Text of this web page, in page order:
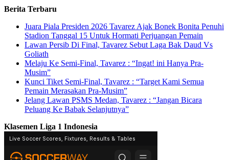
Berita Terbaru
Juara Piala Presiden 2026 Tavarez Ajak Bonek Bonita Penuhi
Stadion Tanggal 15 Untuk Hormati Perjuangan Pemain
Lawan Persib Di Final, Tavarez Sebut Laga Bak Daud Vs
Goliath
Melaju Ke Semi-Final, Tavarez : “Ingat! ini Hanya Pra-
Musim”
Kunci Tiket Semi-Final, Tavarez : “Target Kami Semua
Pemain Merasakan Pra-Musim”
Jelang Lawan PSMS Medan, Tavarez : “Jangan Bicara
Peluang Ke Babak Selanjutnya”
Klasemen Liga 1 Indonesia